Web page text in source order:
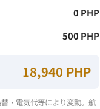
0 PHP
500 PHP
18,940 PHP
・電気代等により変動。航